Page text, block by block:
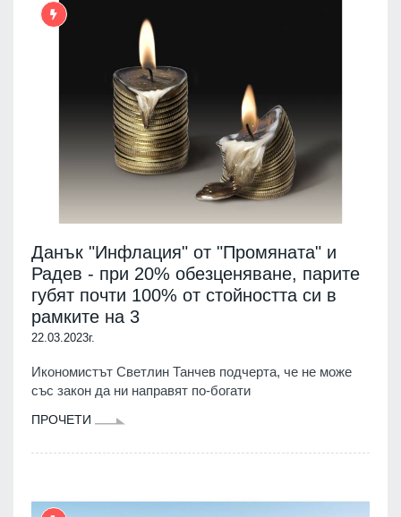
Данък "Инфлация" от "Промяната" и
Радев - при 20% обезценяване, парите
губят почти 100% от стойността си в
рамките на 3
22.03.2023г.
Икономистът Светлин Танчев подчерта, че не може
със закон да ни направят по-богати
ПРОЧЕТИ